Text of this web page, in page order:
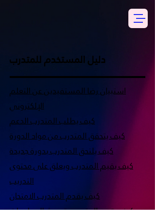
دليل المستخدم للمتدرب
استبيان رضا المستفيدين عن التعلم
الإلكتروني
كيف يطلب المتدرب الدعم
كيف يتحقق المتدرب من مواد الدورة
كيف يلتحق المتدرب بدورة جديدة
كيف يقيم المتدرب ويعلق على محتوى
التدريب
كيف يقدم المتدرب الامتحان
كيف يقوم المتدرب بتحديث المعلومات